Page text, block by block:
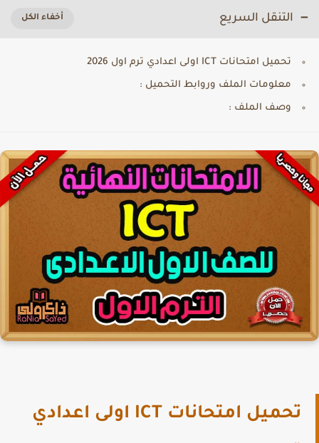
التنقل السريع
تحميل امتحانات ICT اولى اعدادي ترم اول 2026
معلومات الملف وروابط التحميل :
وصف الملف :
تحميل امتحانات ICT اولى اعدادي